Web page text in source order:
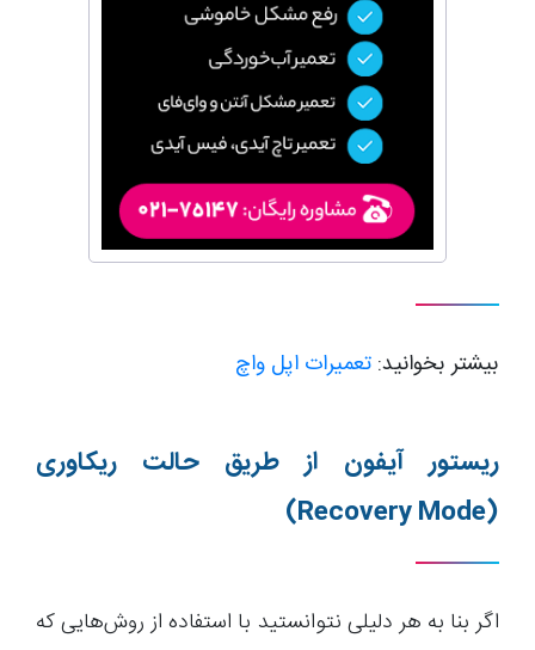
بیشتر بخوانید: تعمیرات اپل واچ
ریستور آیفون از طریق حالت ریکاوری
(Recovery Mode)
اگر بنا به هر دلیلی نتوانستید با استفاده از روش‌هایی که